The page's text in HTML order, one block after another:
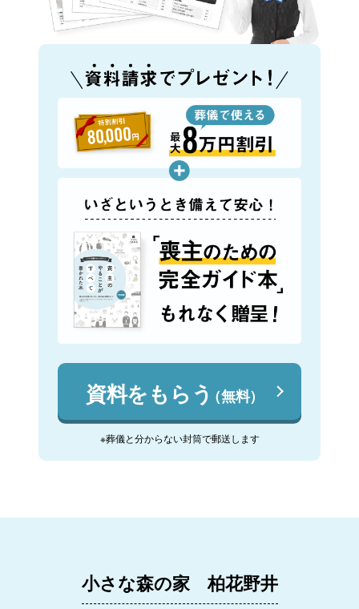
資料をもらう（無料）
※葬儀と分からない封筒で郵送します
小さな森の家 柏花野井